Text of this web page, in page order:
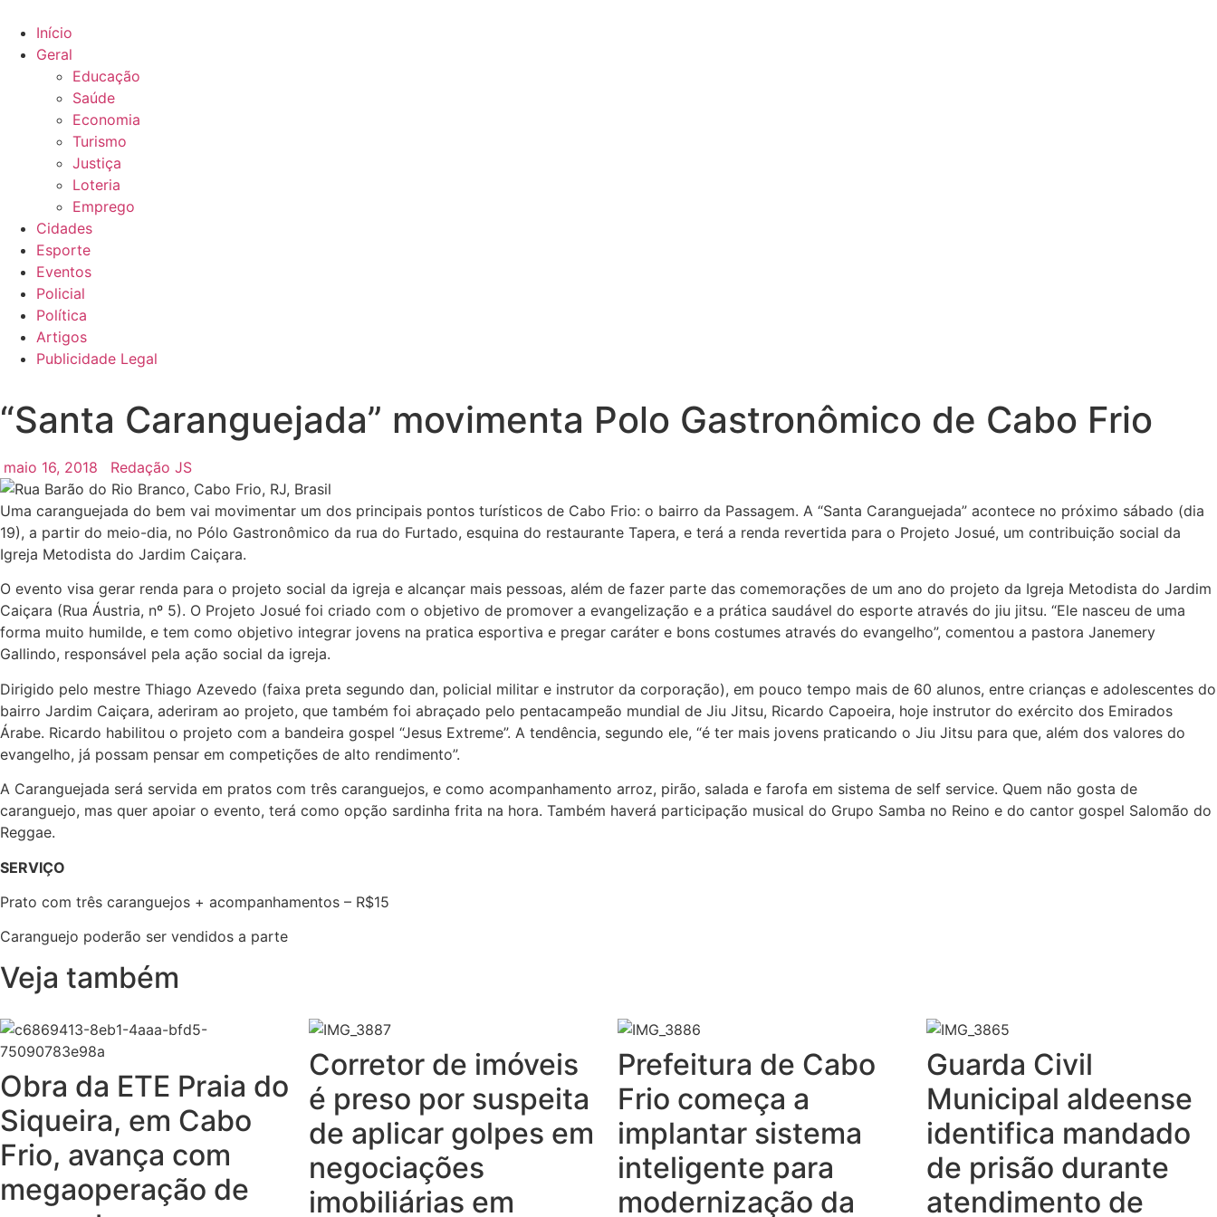
para
conteúdo
Início
Geral
Educação
Saúde
Economia
Turismo
Justiça
Loteria
Emprego
Cidades
Esporte
Eventos
Policial
Política
Artigos
Publicidade Legal
“Santa Caranguejada” movimenta Polo Gastronômico de Cabo Frio
maio 16, 2018 Redação JS
Uma caranguejada do bem vai movimentar um dos principais pontos turísticos de Cabo Frio: o bairro da Passagem. A “Santa Caranguejada” acontece no próximo sábado (dia
19), a partir do meio-dia, no Pólo Gastronômico da rua do Furtado, esquina do restaurante Tapera, e terá a renda revertida para o Projeto Josué, um contribuição social da
Igreja Metodista do Jardim Caiçara.
O evento visa gerar renda para o projeto social da igreja e alcançar mais pessoas, além de fazer parte das comemorações de um ano do projeto da Igreja Metodista do Jardim
Caiçara (Rua Áustria, nº 5). O Projeto Josué foi criado com o objetivo de promover a evangelização e a prática saudável do esporte através do jiu jitsu. “Ele nasceu de uma
forma muito humilde, e tem como objetivo integrar jovens na pratica esportiva e pregar caráter e bons costumes através do evangelho”, comentou a pastora Janemery
Gallindo, responsável pela ação social da igreja.
Dirigido pelo mestre Thiago Azevedo (faixa preta segundo dan, policial militar e instrutor da corporação), em pouco tempo mais de 60 alunos, entre crianças e adolescentes do
bairro Jardim Caiçara, aderiram ao projeto, que também foi abraçado pelo pentacampeão mundial de Jiu Jitsu, Ricardo Capoeira, hoje instrutor do exército dos Emirados
Árabe. Ricardo habilitou o projeto com a bandeira gospel “Jesus Extreme”. A tendência, segundo ele, “é ter mais jovens praticando o Jiu Jitsu para que, além dos valores do
evangelho, já possam pensar em competições de alto rendimento”.
A Caranguejada será servida em pratos com três caranguejos, e como acompanhamento arroz, pirão, salada e farofa em sistema de self service. Quem não gosta de
caranguejo, mas quer apoiar o evento, terá como opção sardinha frita na hora. Também haverá participação musical do Grupo Samba no Reino e do cantor gospel Salomão do
Reggae.
SERVIÇO
Prato com três caranguejos + acompanhamentos – R$15
Caranguejo poderão ser vendidos a parte
Veja também
Obra da ETE Praia do
Siqueira, em Cabo
Frio, avança com
megaoperação de
Corretor de imóveis
é preso por suspeita
de aplicar golpes em
negociações
imobiliárias em
Prefeitura de Cabo
Frio começa a
implantar sistema
inteligente para
modernização da
Guarda Civil
Municipal aldeense
identifica mandado
de prisão durante
atendimento de